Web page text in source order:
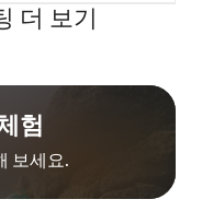
더 보기
험
보세요.